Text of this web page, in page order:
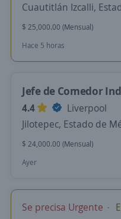
Cuautitlán Izcalli,
$ 25,000.00 (Mensual)
Hace 5 horas
Jefe de Comedor
4.4
Liverpool
Jilotepec, Estado de
$ 24,000.00 (Mensual)
Ayer
Se precisa Urgente